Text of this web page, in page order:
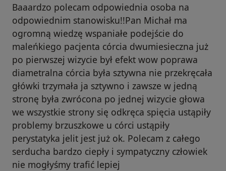
Baaardzo polecam odpowiednia osoba na
odpowiednim stanowisku!!Pan Michał ma
ogromną wiedzę wspaniałe podejście do
maleńkiego pacjenta córcia dwumiesieczna już
po pierwszej wizycie był efekt wow poprawa
diametralna córcia była sztywna nie przekręcała
główki trzymała ja sztywno i zawsze w jedną
stronę była zwrócona po jednej wizycie głowa
we wszystkie strony się odkręca spięcia ustąpiły
problemy brzuszkowe u córci ustąpiły
perystatyka jelit jest już ok. Polecam z całego
serducha bardzo ciepły i sympatyczny człowiek
nie mogłyśmy trafić lepiej